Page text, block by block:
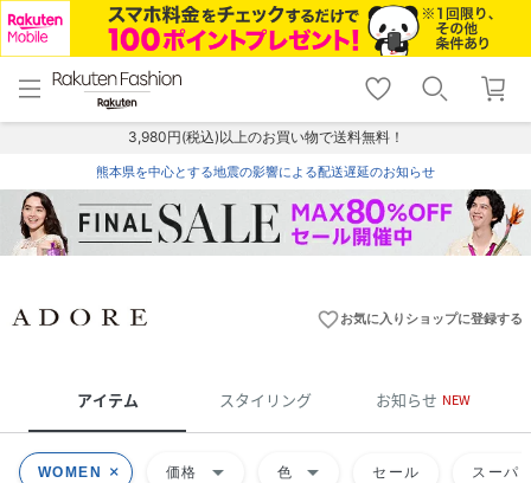
menu home
トップ
shopping_cart lock_outline
ログイン
3,980円(税込)以上のお買い物で送料無料！
熊本県を中心とする地震の影響による配送遅延のお知らせ
favorite_borderお気に入りショップに登録する
アイテム スタイリング お知らせ NEW
WOMEN 価格 arrow_drop_down 色 arrow_drop_down セール スーパ